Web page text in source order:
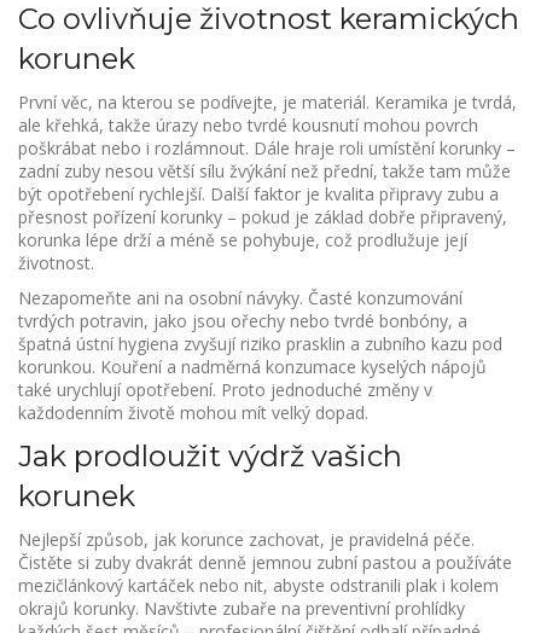
Co ovlivňuje životnost keramických
korunek
První věc, na kterou se podívejte, je materiál. Keramika je tvrdá,
ale křehká, takže úrazy nebo tvrdé kousnutí mohou povrch
poškrábat nebo i rozlámnout. Dále hraje roli umístění korunky –
zadní zuby nesou větší sílu žvýkání než přední, takže tam může
být opotřebení rychlejší. Další faktor je kvalita připravy zubu a
přesnost pořízení korunky – pokud je základ dobře připravený,
korunka lépe drží a méně se pohybuje, což prodlužuje její
životnost.
Nezapomeňte ani na osobní návyky. Časté konzumování
tvrdých potravin, jako jsou ořechy nebo tvrdé bonbóny, a
špatná ústní hygiena zvyšují riziko prasklin a zubního kazu pod
korunkou. Kouření a nadměrná konzumace kyselých nápojů
také urychlují opotřebení. Proto jednoduché změny v
každodenním životě mohou mít velký dopad.
Jak prodloužit výdrž vašich
korunek
Nejlepší způsob, jak korunce zachovat, je pravidelná péče.
Čistěte si zuby dvakrát denně jemnou zubní pastou a používáte
mezičlánkový kartáček nebo nit, abyste odstranili plak i kolem
okrajů korunky. Navštivte zubaře na preventivní prohlídky